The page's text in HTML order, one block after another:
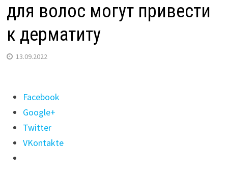
для волос могут привести
к дерматиту
13.09.2022
Поделиться
"Врач
Нагайцева
заявила,
что
Facebook
Google+
Twitter
VKontakte